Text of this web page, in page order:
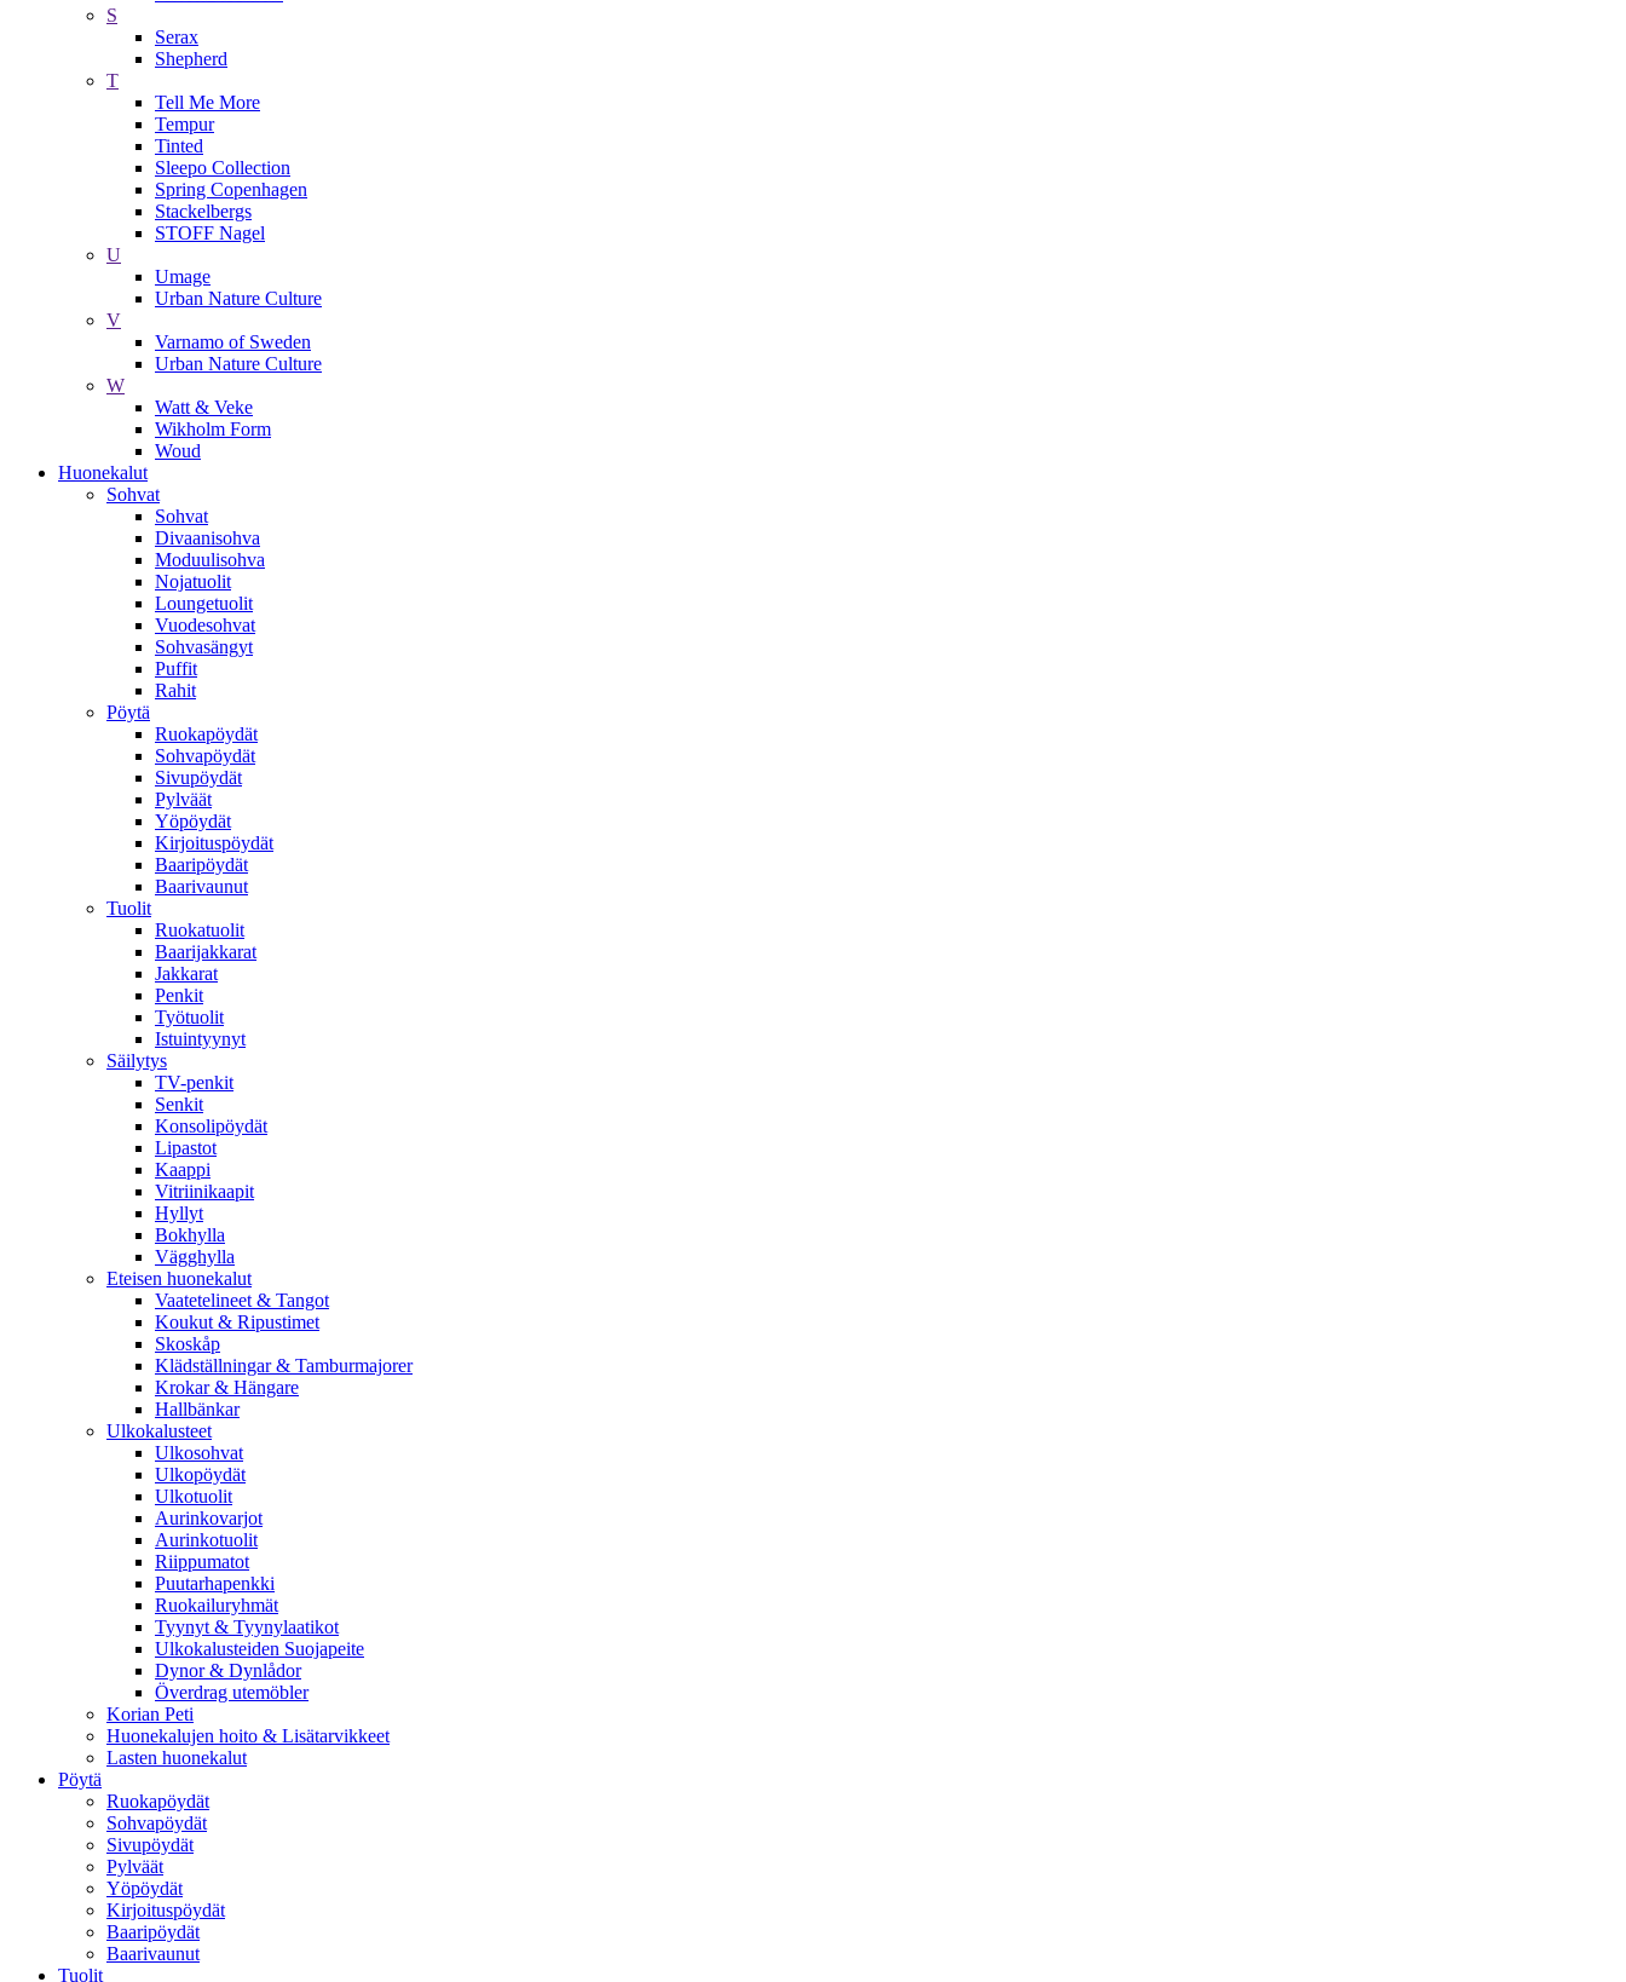
S
Serax
Shepherd
T
Tell Me More
Tempur
Tinted
Sleepo Collection
Spring Copenhagen
Stackelbergs
STOFF Nagel
U
Umage
Urban Nature Culture
V
Varnamo of Sweden
Urban Nature Culture
W
Watt & Veke
Wikholm Form
Woud
Huonekalut
Sohvat
Sohvat
Divaanisohva
Moduulisohva
Nojatuolit
Loungetuolit
Vuodesohvat
Sohvasängyt
Puffit
Rahit
Pöytä
Ruokapöydät
Sohvapöydät
Sivupöydät
Pylväät
Yöpöydät
Kirjoituspöydät
Baaripöydät
Baarivaunut
Tuolit
Ruokatuolit
Baarijakkarat
Jakkarat
Penkit
Työtuolit
Istuintyynyt
Säilytys
TV-penkit
Senkit
Konsolipöydät
Lipastot
Kaappi
Vitriinikaapit
Hyllyt
Bokhylla
Vägghylla
Eteisen huonekalut
Vaatetelineet & Tangot
Koukut & Ripustimet
Skoskåp
Klädställningar & Tamburmajorer
Krokar & Hängare
Hallbänkar
Ulkokalusteet
Ulkosohvat
Ulkopöydät
Ulkotuolit
Aurinkovarjot
Aurinkotuolit
Riippumatot
Puutarhapenkki
Ruokailuryhmät
Tyynyt & Tyynylaatikot
Ulkokalusteiden Suojapeite
Dynor & Dynlådor
Överdrag utemöbler
Korian Peti
Huonekalujen hoito & Lisätarvikkeet
Lasten huonekalut
Pöytä
Ruokapöydät
Sohvapöydät
Sivupöydät
Pylväät
Yöpöydät
Kirjoituspöydät
Baaripöydät
Baarivaunut
Tuolit